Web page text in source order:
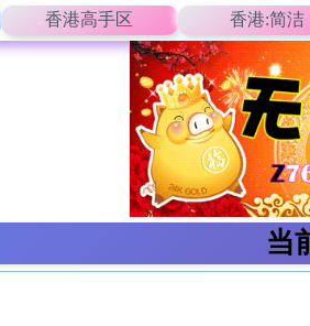
香港高手区 香港:简洁
当